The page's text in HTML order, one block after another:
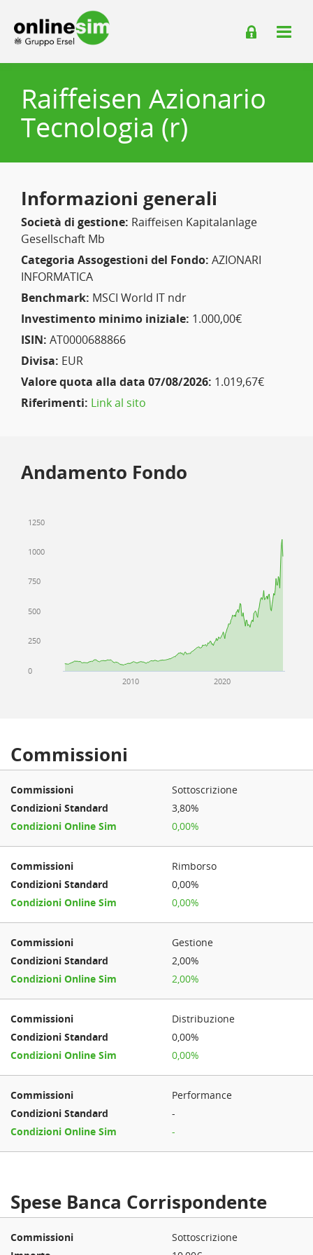
Raiffeisen Azionario
Tecnologia (r)
Informazioni generali
Società di gestione: Raiffeisen Kapitalanlage
Gesellschaft Mb
Categoria Assogestioni del Fondo: AZIONARI
INFORMATICA
Benchmark: MSCI World IT ndr
Investimento minimo iniziale: 1.000,00€
ISIN: AT0000688866
Divisa: EUR
Valore quota alla data 07/08/2026: 1.019,67€
Riferimenti: Link al sito
Andamento Fondo
2010 2020
0
250
500
750
1000
1250
Commissioni
Sottoscrizione
3,80%
0,00%
Rimborso
0,00%
0,00%
Gestione
2,00%
2,00%
Distribuzione
0,00%
0,00%
Performance
-
-
Spese Banca Corrispondente
Sottoscrizione